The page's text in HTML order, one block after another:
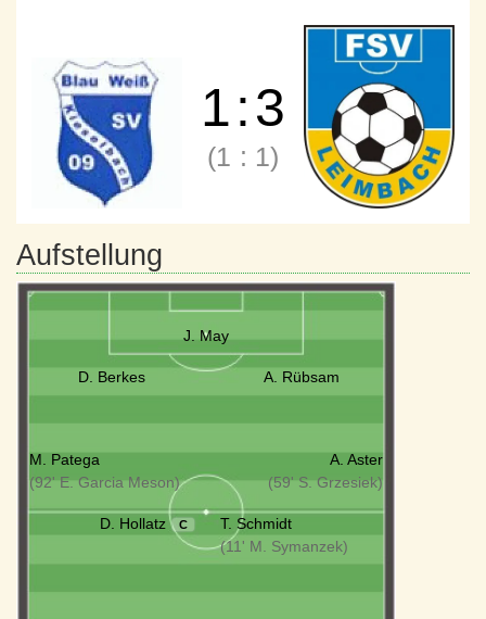
1:3
(1 : 1)
Aufstellung
J. May
D. Berkes A. Rübsam
M. Patega
(92' E. Garcia Meson)
A. Aster
(59' S. Grzesiek)
D. Hollatz C
T. Schmidt
(11' M. Symanzek)